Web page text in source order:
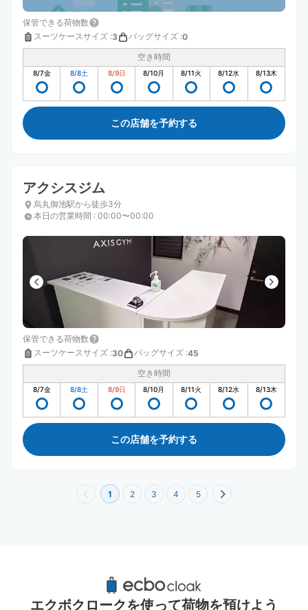
保管できる荷物数
スーツケースサイズ :3 バッグサイズ :0
空き時間
8/7金 8/8土 8/9日 8/10月 8/11火 8/12水 8/13木
この店舗を予約する
アクシスジム
烏丸御池駅から徒歩3分
本日の営業時間 : 00:00〜00:00
保管できる荷物数
スーツケースサイズ :30 バッグサイズ :45
空き時間
8/7金 8/8土 8/9日 8/10月 8/11火 8/12水 8/13木
この店舗を予約する
1 2 3 4 5
円町駅周辺のおすすめコインロッカー
1件
エクボクロークを使って荷物を預けよう